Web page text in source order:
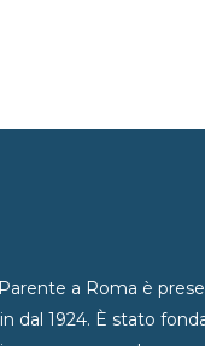
a Roma è
dal 1924. È stato